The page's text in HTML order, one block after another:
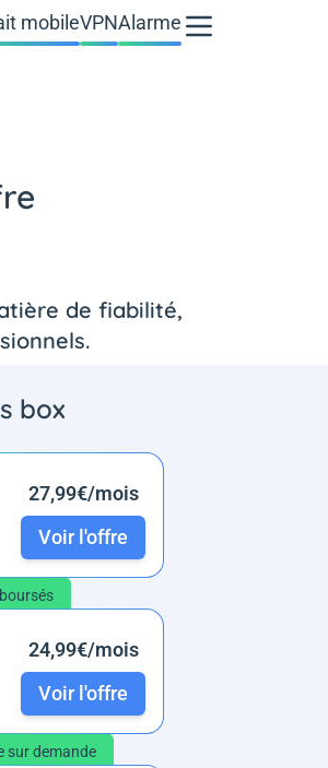
mobileVPNAlarme
de fiabilité,
box
27,99€/mois
Voir l'offre
24,99€/mois
Voir l'offre
sur demande